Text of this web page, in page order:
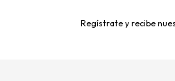
Regístrate y recibe